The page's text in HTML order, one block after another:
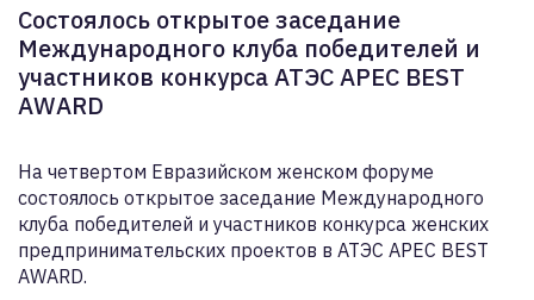
Состоялось открытое заседание
Международного клуба победителей и
участников конкурса АТЭС APEC BEST
AWARD
На четвертом Евразийском женском форуме
состоялось открытое заседание Международного
клуба победителей и участников конкурса женских
предпринимательских проектов в АТЭС APEC BEST
AWARD.